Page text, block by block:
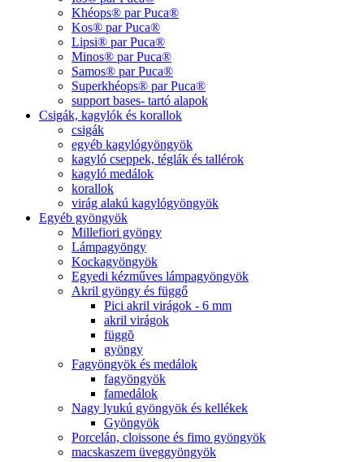
Khéops® par Puca®
Kos® par Puca®
Lipsi® par Puca®
Minos® par Puca®
Samos® par Puca®
Superkhéops® par Puca®
support bases- tartó alapok
Csigák, kagylók és korallok
csigák
egyéb kagylógyöngyök
kagyló cseppek, téglák és tallérok
kagyló medálok
korallok
virág alakú kagylógyöngyök
Egyéb gyöngyök
Millefiori gyöngy
Lámpagyöngy
Kockagyöngyök
Egyedi kézműves lámpagyöngyök
Akril gyöngy és függő
Pici akril virágok - 6 mm
akril virágok
függõ
gyöngy
Fagyöngyök és medálok
fagyöngyök
famedálok
Nagy lyukú gyöngyök és kellékek
Gyöngyök
Porcelán, cloissone és fimo gyöngyök
macskaszem üveggyöngyök